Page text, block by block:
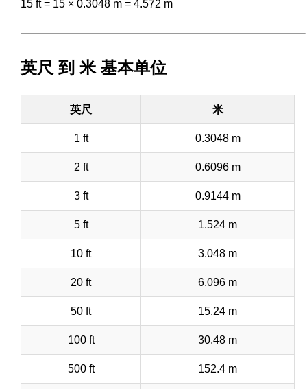
15 ft = 15 × 0.3048 m = 4.572 m
英尺 到 米 基本单位
英尺 米
1 ft 0.3048 m
2 ft 0.6096 m
3 ft 0.9144 m
5 ft 1.524 m
10 ft 3.048 m
20 ft 6.096 m
50 ft 15.24 m
100 ft 30.48 m
500 ft 152.4 m